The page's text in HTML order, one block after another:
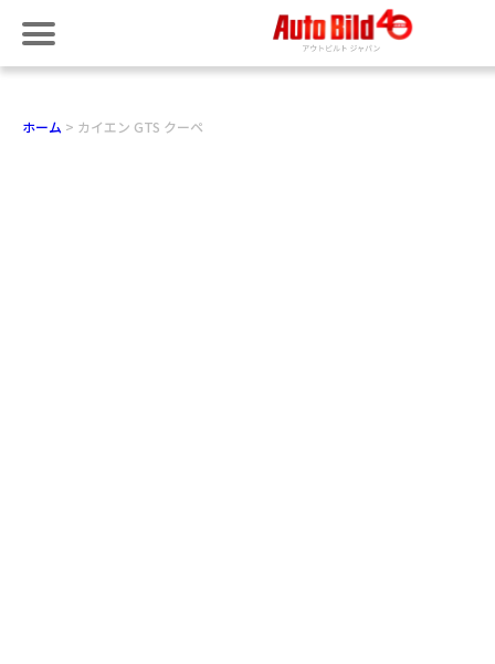
ホーム カイエン GTS クーペ